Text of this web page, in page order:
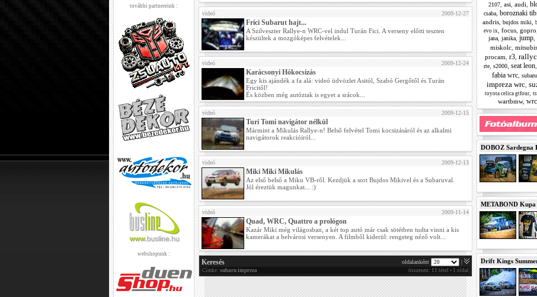
további partnereink :
webshopunk :
videó 2009-12-27
Frici Subarut hajt...
A Szilveszter Rallye-n WRC-vel indul Turán Fici. A verseny előtti teszten
készültek a mozgóképes felvételek...
videó 2009-12-24
Karácsonyi Hókocsizás
Egy kis ajándék a fa alá: videó üdvözlet Asitól, Szabó Gergőtől és Turán
Fricitől!
És közben még autóztak is egyet a srácok...
videó 2009-12-15
Turi Tomi navigátor nélkül
Mármint a Mikulás Rallye-n! Belső felvétel Tomi kocsizásáról és az alkalmi
navigátorok reakcióiról...
videó 2009-12-13
Miki Miki Mikulás
Az első belső a Miku VB-ről. Kezdjük a sort Bujdos Mikivel és a Subaruval.
Jól éreztük magunkat... :)
videó 2009-11-14
Quad, WRC, Quattro a prológon
Kazár Miki még világosban, a két top autó már csak sötétben tudta vinni a kis
kamerákat a belvárosi versenyen. A filmből kiderül: rengeteg néző volt...
Keresés oldalanként |
Címke: subaru impreza összesen: 11 tétel • 1 oldal
2107, asi audi
csaba boroznaki
andris bujdos miki
evo ix focus gopro
jana, janika, jump,
miskolc,
procam r3,
rte s2000 seat leon
fabia wrc
impreza wrc,
toyota celica gtfour
wartbmw, wrc
DOBOZ Sardegna
METABOND Kupa
Drift Kings